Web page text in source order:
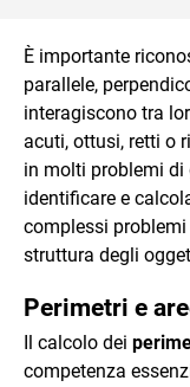
È importante
parallele,
interagiscono tra
acuti, ottusi, retti o
in molti problemi di
identificare e
complessi
struttura degli
Perimetri e
Il calcolo dei
competenza